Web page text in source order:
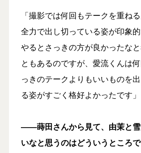
「撮影では何回もテークを重ね
全力で出し切っている姿が印象
やるとさっきの方が良かったな
ともあるのですが、愛流くんは
っきのテークよりもいいものを
る姿がすごく格好よかったです」
――蒔田さんから見て、由茉と
いなと思うのはどういうところで